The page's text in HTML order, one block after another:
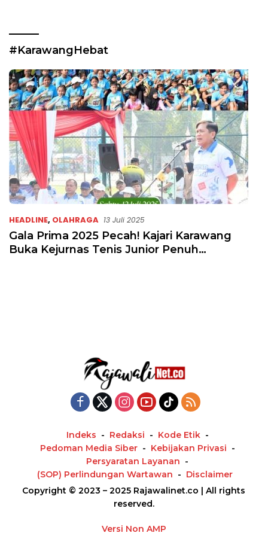
#KarawangHebat
HEADLINE, OLAHRAGA 13 Juli 2025
Gala Prima 2025 Pecah! Kajari Karawang
Buka Kejurnas Tenis Junior Penuh
Indeks Redaksi
Kode Etik
Pedoman Media Siber
Kebijakan Privasi
Persyaratan Layanan
(SOP) Perlindungan Wartawan
Disclaimer
Copyright © 2023 – 2025 Rajawalinet.co | All rights
reserved.
Versi Non AMP